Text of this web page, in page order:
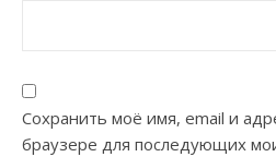
Сохранить моё имя, email и
браузере для последующих